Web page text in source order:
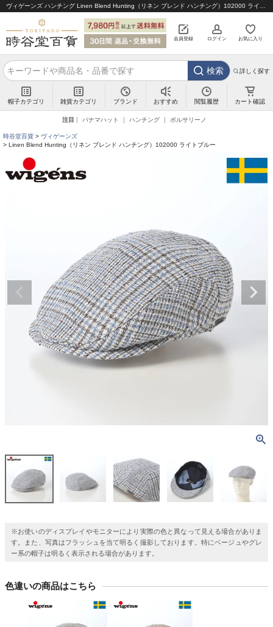
会員登録 ログイン お気に入り
検索 詳しく探す
帽子カテゴリ 雑貨カテゴリ ブランド おすすめ 閲覧履歴 カート確認
注目 パナマハット ハンチング ボルサリーノ
時谷堂百貨
ヴィゲーンズ
Linen Blend Hunting（リネン ブレンド ハンチング）102000 ライトブルー
※お使いのディスプレイやモニターにより実際の色と異なって見える場合がありま
す。また、写真はフラッシュを当て明るく撮影しております。特にベージュやグレ
ー系の帽子は明るく表示される場合があります。
色違いの商品はこちら